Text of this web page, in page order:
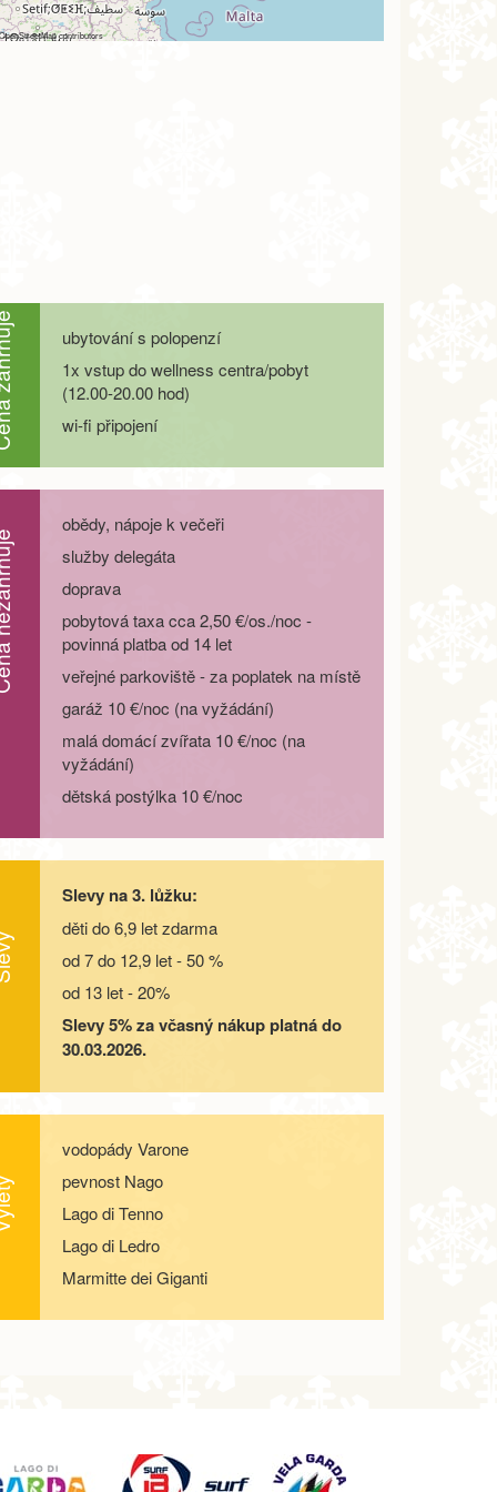
OpenStreetMapcontributors
ubytování s polopenzí
1x vstup do wellness centra/pobyt
(12.00-20.00 hod)
wi-fi připojení
obědy, nápoje k večeři
služby delegáta
doprava
pobytová taxa cca 2,50 €/os./noc -
povinná platba od 14 let
veřejné parkoviště - za poplatek na místě
garáž 10 €/noc (na vyžádání)
malá domácí zvířata 10 €/noc (na
vyžádání)
dětská postýlka 10 €/noc
Slevy na 3. lůžku:
děti do 6,9 let zdarma
od 7 do 12,9 let - 50 %
od 13 let - 20%
Slevy 5% za včasný nákup platná do
30.03.2026.
vodopády Varone
pevnost Nago
Lago di Tenno
Lago di Ledro
Marmitte dei Giganti